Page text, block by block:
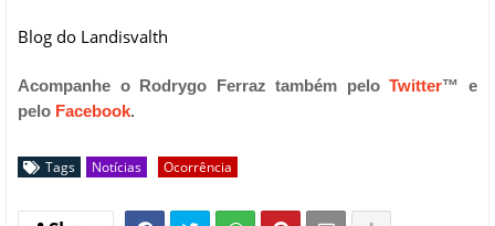
Blog do Landisvalth
Acompanhe o Rodrygo Ferraz também peloTwitter™ e
pelo Facebook.
Tags Notícias Ocorrência